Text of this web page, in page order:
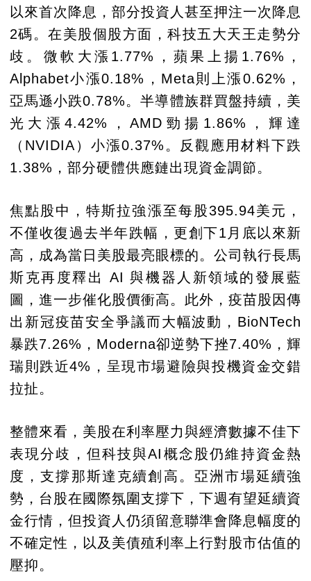
以來首次降息，部分投資人甚至押注一次降息
2碼。在美股個股方面，科技五大天王走勢分
歧。微軟大漲1.77%，蘋果上揚1.76%，
Alphabet小漲0.18%，Meta則上漲0.62%，
亞馬遜小跌0.78%。半導體族群買盤持續，美
光大漲4.42%，AMD勁揚1.86%，輝達
（NVIDIA）小漲0.37%。反觀應用材料下跌
1.38%，部分硬體供應鏈出現資金調節。
焦點股中，特斯拉強漲至每股395.94美元，
不僅收復過去半年跌幅，更創下1月底以來新
高，成為當日美股最亮眼標的。公司執行長馬
斯克再度釋出 AI 與機器人新領域的發展藍
圖，進一步催化股價衝高。此外，疫苗股因傳
出新冠疫苗安全爭議而大幅波動，BioNTech
暴跌7.26%，Moderna卻逆勢下挫7.40%，輝
瑞則跌近4%，呈現市場避險與投機資金交錯
拉扯。
整體來看，美股在利率壓力與經濟數據不佳下
表現分歧，但科技與AI概念股仍維持資金熱
度，支撐那斯達克續創高。亞洲市場延續強
勢，台股在國際氛圍支撐下，下週有望延續資
金行情，但投資人仍須留意聯準會降息幅度的
不確定性，以及美債殖利率上行對股市估值的
壓抑。